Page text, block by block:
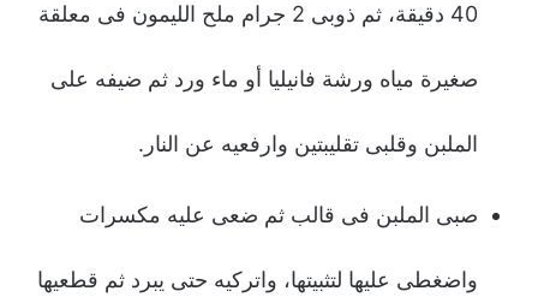
40 دقيقة، ثم ذوبى 2 جرام ملح الليمون فى معلقة
صغيرة مياه ورشة فانيليا أو ماء ورد ثم ضيفه على
الملبن وقلبى تقليبتين وارفعيه عن النار.
صبى الملبن فى قالب ثم ضعى عليه مكسرات
واضغطى عليها لتثبيتها، واتركيه حتى يبرد ثم قطعيها